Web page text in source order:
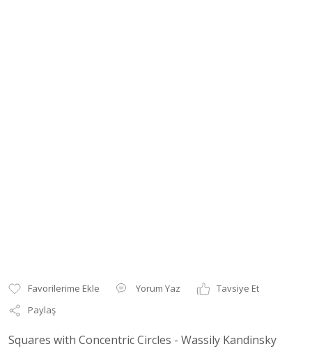
Yorum Yaz
Tavsiye Et
Paylaş
Squares with Concentric Circles - Wassily Kandinsky